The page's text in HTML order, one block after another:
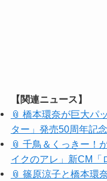
【関連ニュース】
📎 橋本環奈が巨大パ
ター」発売50周年記
📎 千鳥＆くっきー！
イクのアレ」新CM
📎 篠原涼子と橋本環